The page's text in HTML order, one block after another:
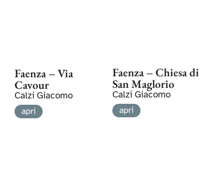
Faenza – Via
Cavour
Calzi Giacomo
apri
Faenza – Chiesa di
San Maglorio
Calzi Giacomo
apri